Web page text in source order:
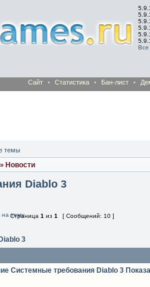
Все
Сайт • Статистика • Бан-лист •
темы
» Новости
Diablo 3
Страница 1 из 1
[ Сообщений: 10 ]
3
Системные требования Diablo 3